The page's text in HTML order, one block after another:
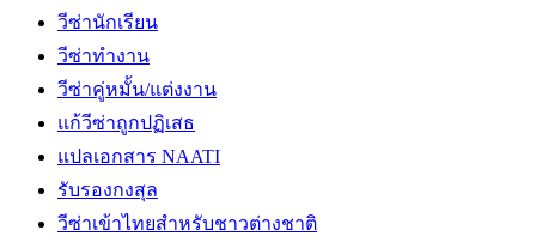
วีซ่านักเรียน
วีซ่าทำงาน
วีซ่าคู่หมั้น/แต่งงาน
แก้วีซ่าถูกปฏิเสธ
แปลเอกสาร NAATI
รับรองกงสุล
วีซ่าเข้าไทยสำหรับชาวต่างชาติ